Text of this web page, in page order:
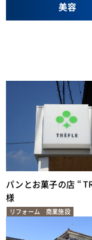
美容
パンとお菓子の店 “
様
リフォーム 商業施設